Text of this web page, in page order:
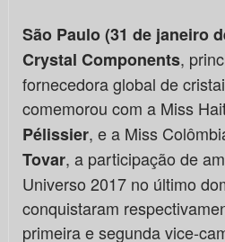
São Paulo (31 de janeiro
Crystal Components,
fornecedora global de
comemorou com a Miss
Pélissier, e a Miss
Tovar, a participação de
Universo 2017 no último
conquistaram
primeira e segunda vice-